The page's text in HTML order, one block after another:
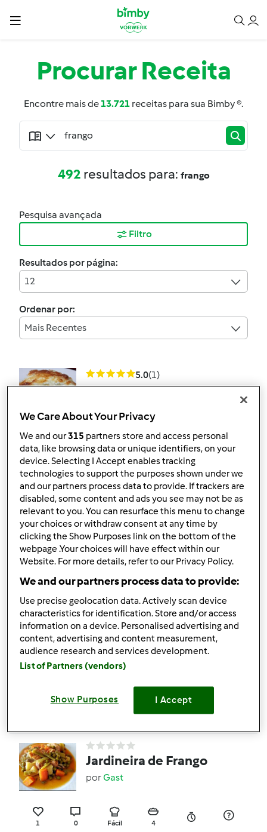
ProcurarReceita
Encontre mais de13.721 receitas para sua Bimby ®.
492 resultados para: frango
Pesquisa avançada
Filtro
Resultados por página:
12
Ordenar por:
Mais Recentes
5.0(1)
Lasanha de frango com
massa fresca de
espinafres
Médio 1h 30min
Pastéis de Frango
Assado e Chouriço
pormafaldadebrito@gmail.com
Frango ao estilo
marroquino
por Gast
4 47min
Jardineira de Frango
porGast
1 0 Fácil 4
We Care About Your Privacy
We and our315 partners store and access personal
data, like browsing data or unique identifiers, on your
device. Selecting I Accept enables tracking
technologies to support the purposes shown under we
and our partners process data to provide. If trackers are
disabled, some content and ads you see may not be as
relevant to you. You can resurface this menu to change
your choices or withdraw consent at any time by
clicking the Show Purposes link on the bottom of the
webpage .Your choices will have effect within our
Website. For more details, refer to our Privacy Policy.
We and our partners process data to provide:
Use precise geolocation data. Actively scan device
characteristics for identification. Store and/or access
information on a device. Personalised advertising and
content, advertising and content measurement,
audience research and services development.
List of Partners (vendors)
Show Purposes I Accept